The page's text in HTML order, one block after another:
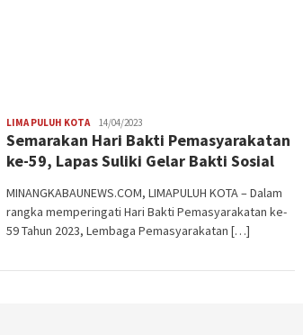
LIMA PULUH KOTARedaksi
14/04/2023
Semarakan Hari Bakti Pemasyarakatan
ke-59, Lapas Suliki Gelar Bakti Sosial
MINANGKABAUNEWS.COM, LIMAPULUH KOTA – Dalam
rangka memperingati Hari Bakti Pemasyarakatan ke-
59 Tahun 2023, Lembaga Pemasyarakatan […]